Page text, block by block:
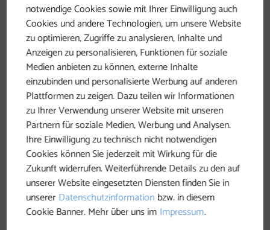
Parkplätze entlang des
Johannesweges
Pierbach-> im Ortszentrum befindet sich ein großer
Parkplatz
Schönau im Mühlkreis-> rechter Teil vom Spar-
Parkplatz im Ort
St. Leonhard bei Freistadt-> hinter dem Gasthaus
Schwarz - Richtung Lagerhaus
Weitersfelden-> hinter dem Gemeindeamt
Weitersfelden
Kaltenberg-> gegenüber dem Gästehaus Neubauer
notwendige Cookies sowie mit Ihrer Einwilligung auch
Cookies und andere Technologien, um unsere Website
zu optimieren, Zugriffe zu analysieren, Inhalte und
Anzeigen zu personalisieren, Funktionen für soziale
Medien anbieten zu können, externe Inhalte
einzubinden und personalisierte Werbung auf anderen
Plattformen zu zeigen. Dazu teilen wir Informationen
zu Ihrer Verwendung unserer Website mit unseren
Partnern für soziale Medien, Werbung und Analysen.
Ihre Einwilligung zu technisch nicht notwendigen
Cookies können Sie jederzeit mit Wirkung für die
Zukunft widerrufen. Weiterführende Details zu den auf
unserer Website eingesetzten Diensten finden Sie in
unsererDatenschutzinformation bzw. in diesem
Cookie Banner. Mehr über uns im Impressum.